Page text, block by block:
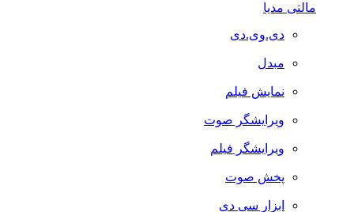
مالتی مدیا
دی.وی.دی
مبدل
نمایش فیلم
ویرایشگر صوت
ویرایشگر فیلم
پخش صوت
ابزار سی دی